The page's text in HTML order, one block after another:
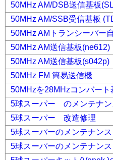
50MHz AM/DSB送信基板
50MHz AM/SSB受信基板
50MHz AMトランシーバ
50MHz AM送信基板
50MHz AM送信基板
50MHz FM 簡易送信機
50MHzを28MHzコンバート
5球スーパー のメンテナン
5球スーパー 改造修理
5球スーパーのメンテナン
5球スーパーのメンテナン